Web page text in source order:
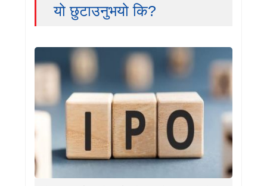
यो छुटाउनुभयो कि?